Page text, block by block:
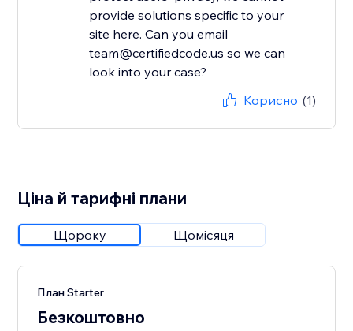
provide solutions specific to your
site here. Can you email
team@certifiedcode.us so we can
look into your case?
Корисно (1)
Ціна й тарифні плани
Щороку Щомісяця
План Starter
Безкоштовно